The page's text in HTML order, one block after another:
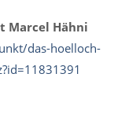
Marcel Hähni
das-hoelloch-